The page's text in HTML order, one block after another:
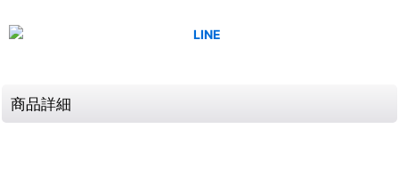
商品詳細